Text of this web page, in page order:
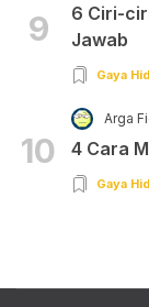
9
6 Ciri-
Jawab
Gaya
10
Arga
4 Cara
Gaya